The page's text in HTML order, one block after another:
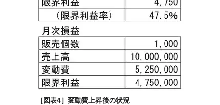
［図表4］変動費上昇後の状況